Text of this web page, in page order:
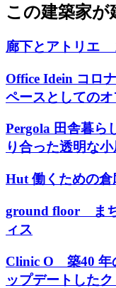
この建築家が
廊下とアトリエ
Office Idein コロ
ペースとしてのオ
Pergola 田舎暮ら
り合った透明な
Hut 働くための倉
ground floor ま
ィス
Clinic O 築40 年
ップデートした